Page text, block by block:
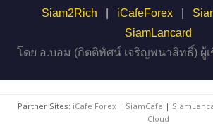
Siam2Rich
iCafeForex
SiamLancard
โดย อ.บอม (กิตติทัศน์ เจริญพนาสิทธิ์) ผู้
Partner Sites: iCafe Forex| SiamCafe |
Cloud